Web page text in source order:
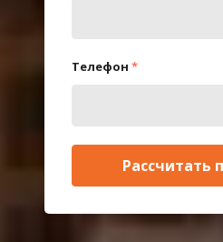
Телефон *
Рассчитать